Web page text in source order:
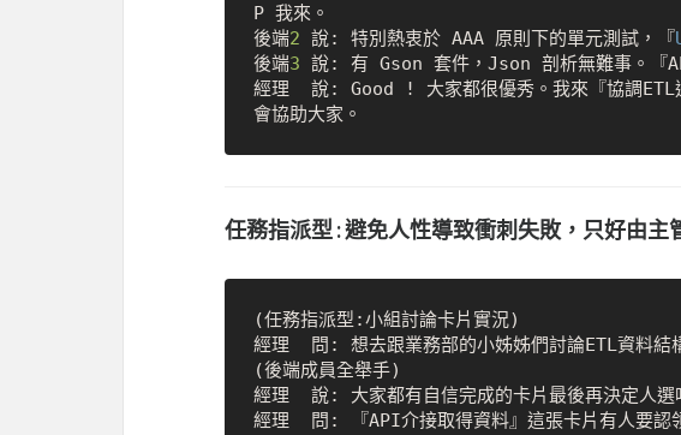
P 我來。
後端2 說: 特別熱衷於 AAA 原則下的單元測試，『
後端3 說: 有 Gson 套件，Json 剖析無難事。『
經理  說: Good ! 大家都很優秀。我來『協調ETL
任務指派型 : 避免人性導致衝刺失敗，只好由主
(任務指派型:小組討論卡片實況)
經理  問: 想去跟業務部的小姊姊們討論ETL資料結
(後端成員全舉手)
經理  說: 大家都有自信完成的卡片最後再決定人
經理  問: 『API介接取得資料』這張卡片有人要認